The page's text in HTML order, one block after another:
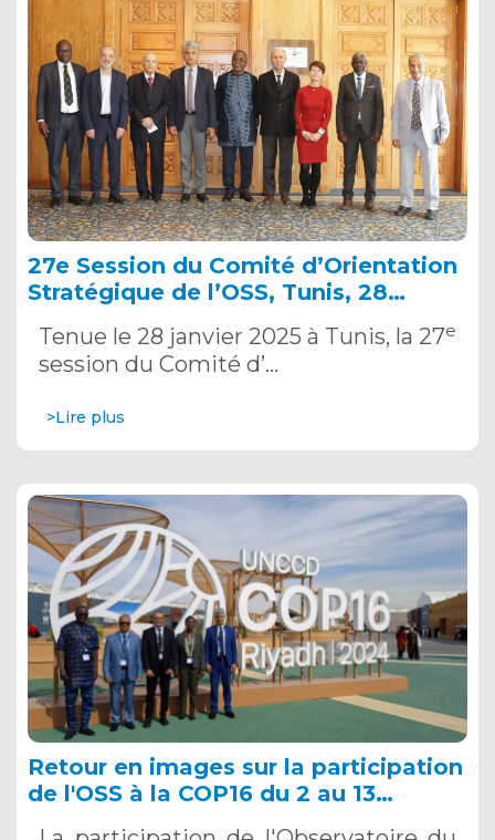
27e Session du Comité d’Orientation
Stratégique de l’OSS, Tunis, 28
Tenue le 28 janvier 2025 à Tunis, la 27e
session du Comité d’…
>Lire plus
Retour en images sur la participation
de l'OSS à la COP16 du 2 au 13